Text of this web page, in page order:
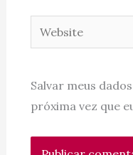
Website
Salvar meus
próxima vez que